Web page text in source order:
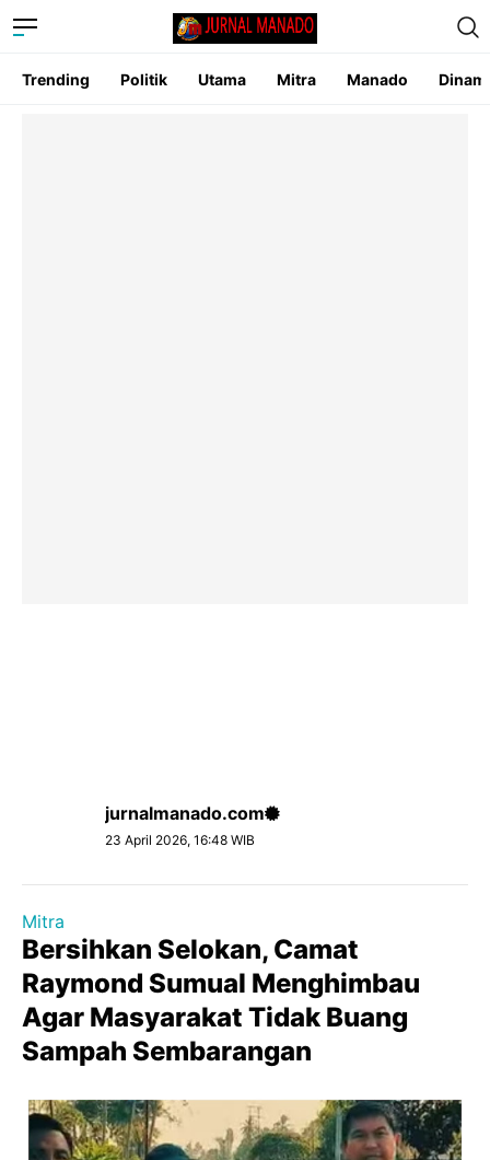
Trending Politik Utama Mitra Manado
jurnalmanado.com
23 April 2026, 16:48 WIB
Mitra
Bersihkan Selokan, Camat
Raymond Sumual Menghimbau
Agar Masyarakat Tidak Buang
Sampah Sembarangan